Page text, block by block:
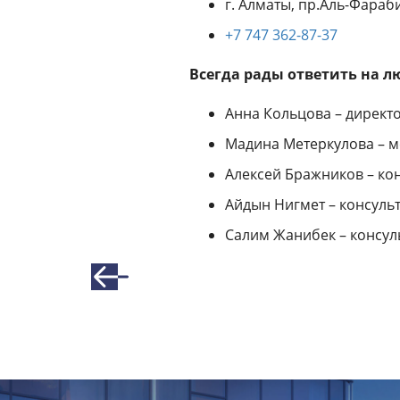
г. Алматы, пр.Аль-
+7 747 362-87-37
Всегда рады ответить на
Анна Кольцова –
Мадина Метеркулова –
Алексей Бражников –
Айдын Нигмет –
Салим Жанибек –